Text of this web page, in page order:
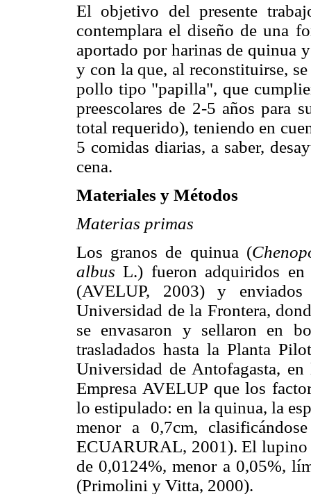
El objetivo del presente
contemplara el diseño de una
aportado por harinas de quinua
y con la que, al reconstituirse,
pollo tipo "papilla", que
preescolares de 2-5 años para
total requerido), teniendo en
5 comidas diarias, a saber,
cena.
Materiales y Métodos
Materias primas
Los granos de quinua (
albusL.) fueron adquiridos
(AVELUP, 2003) y
Universidad de la Frontera,
se envasaron y sellaron en
trasladados hasta la Planta
Universidad de Antofagasta,
Empresa AVELUP que los
lo estipulado: en la quinua, la
menor a 0,7cm,
ECUARURAL, 2001). El lupino
de 0,0124%, menor a 0,05%,
(Primolini y Vitta, 2000).